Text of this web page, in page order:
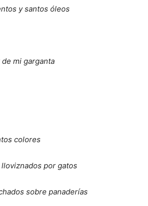
y santos óleos
mi garganta
colores
por gatos
sobre panaderías